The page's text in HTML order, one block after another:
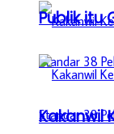
Kakanwil
Publik itu